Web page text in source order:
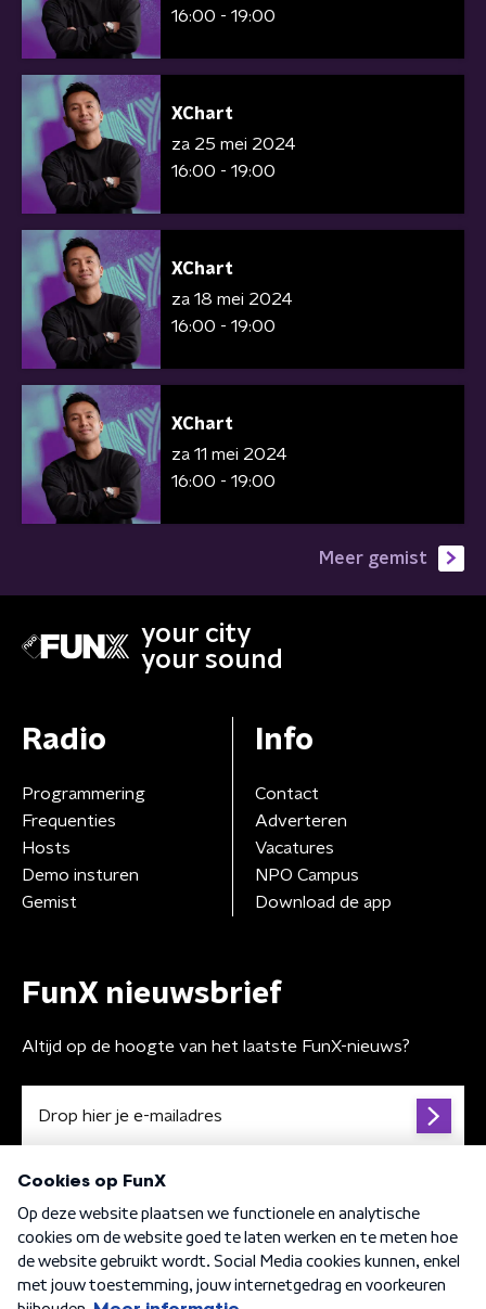
16:00 - 19:00
XChart
za 25 mei 2024
16:00 - 19:00
XChart
za 18 mei 2024
16:00 - 19:00
XChart
za 11 mei 2024
16:00 - 19:00
Meer gemist
your city
your sound
Radio
Programmering
Frequenties
Hosts
Demo insturen
Gemist
Info
Contact
Adverteren
Vacatures
NPO Campus
Download de app
FunX nieuwsbrief
Altijd op de hoogte van het laatste FunX-nieuws?
Algemene voorwaarden Privacybeleid